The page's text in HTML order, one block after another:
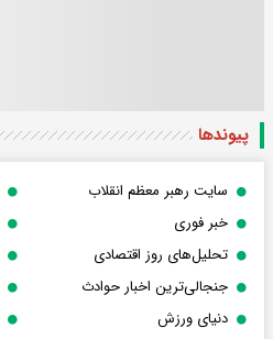
پیوندها
سایت رهبر معظم انقلاب
خبر فوری
تحلیل‌های روز اقتصادی
جنجالی‌ترین اخبار حوادث
دنیای ورزش